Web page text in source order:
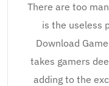
There are too
is the useless
Download
takes gamers
adding to the